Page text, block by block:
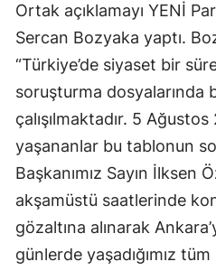
Ortak açıklamayı YENİ
Sercan Bozyaka yaptı.
“Türkiye’de siyaset bir
soruşturma dosyalarında
çalışılmaktadır. 5
yaşananlar bu tablonun
Başkanımız Sayın İlksen
akşamüstü saatlerinde
gözaltına alınarak
günlerde yaşadığımız